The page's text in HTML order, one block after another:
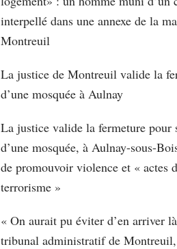
interpellé dans une annexe de la
Montreuil
La justice de Montreuil valide la
d’une mosquée à Aulnay
La justice valide la fermeture pour
d’une mosquée, à Aulnay-sous-
de promouvoir violence et « actes
terrorisme »
« On aurait pu éviter d’en arriver
tribunal administratif de